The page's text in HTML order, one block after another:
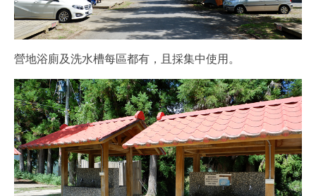
營地浴廁及洗水槽每區都有，且採集中使用。